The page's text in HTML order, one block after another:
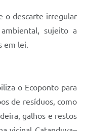
o descarte irregular
sujeito a
em lei.
o Ecoponto para
de resíduos, como
galhos e restos